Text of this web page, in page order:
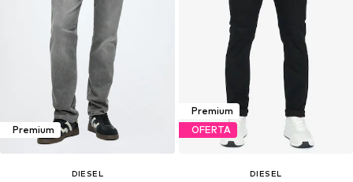
Premium
DIESEL
Premium
OFERTA
DIESEL